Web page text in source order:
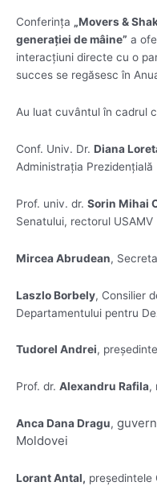
Conferința „Movers &
generației de mâine” a
interacțiuni directe cu o
succes se regăsesc în
Au luat cuvântul în cadrul
Conf. Univ. Dr. Diana
Administrația Prezidențială
Prof. univ. dr. Sorin Mihai
Senatului, rectorul USAMV
Mircea Abrudean,
Laszlo Borbely, Consilier
Departamentului pentru
Tudorel Andrei,
Prof. dr. Alexandru Rafila,
Anca Dana Dragu,
Moldovei
Lorant Antal, președintele